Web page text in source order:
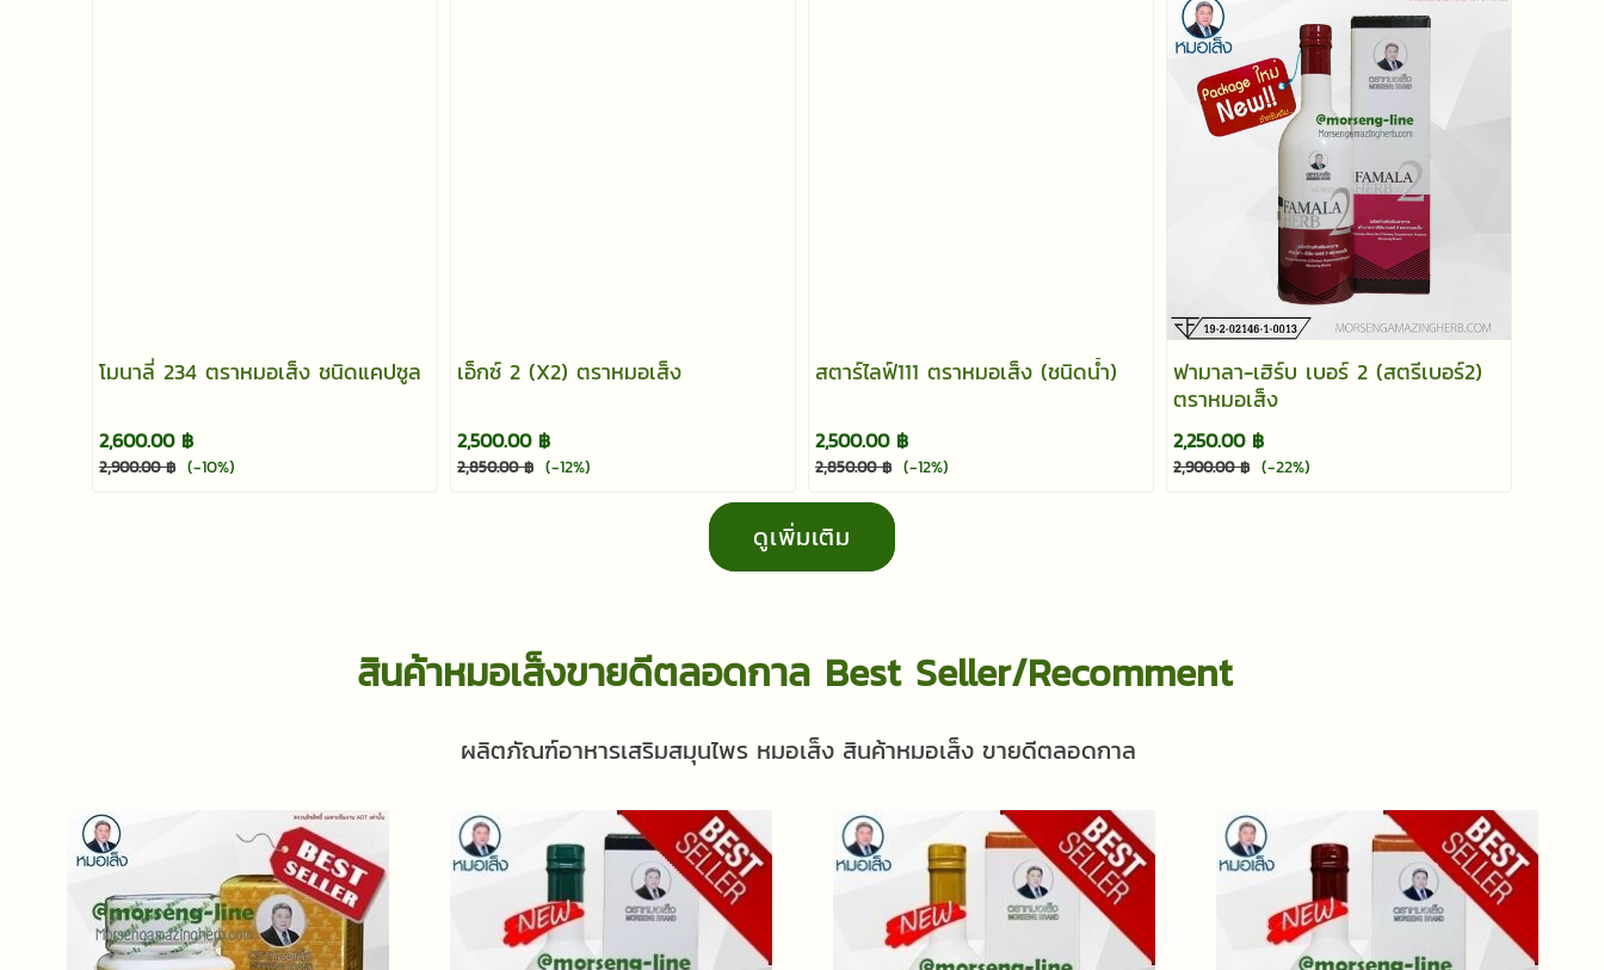
โมนาลี่ 234 ตราหมอเส็ง ชนิดแคปซูล
2,600.00 ฿
2,900.00 ฿ (-10%)
เอ็กซ์ 2 (X2) ตราหมอเส็ง
2,500.00 ฿
2,850.00 ฿ (-12%)
สตาร์ไลฟ์111 ตราหมอเส็ง (ชนิดน้ำ)
2,500.00 ฿
2,850.00 ฿ (-12%)
ฟามาลา-เฮิร์บ เบอร์ 2 (สตรีเบอร์2)
ตราหมอเส็ง
2,250.00 ฿
2,900.00 ฿ (-22%)
ดูเพิ่มเติม
สินค้าหมอเส็งขายดีตลอดกาล Best Seller/Recomment
ผลิตภัณฑ์อาหารเสริมสมุนไพร หมอเส็ง สินค้าหมอเส็ง ขายดีตลอดกาล